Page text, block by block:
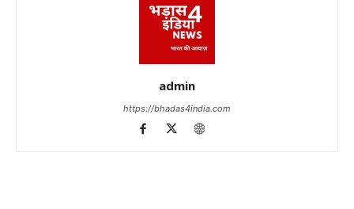
admin
https://bhadas4india.com